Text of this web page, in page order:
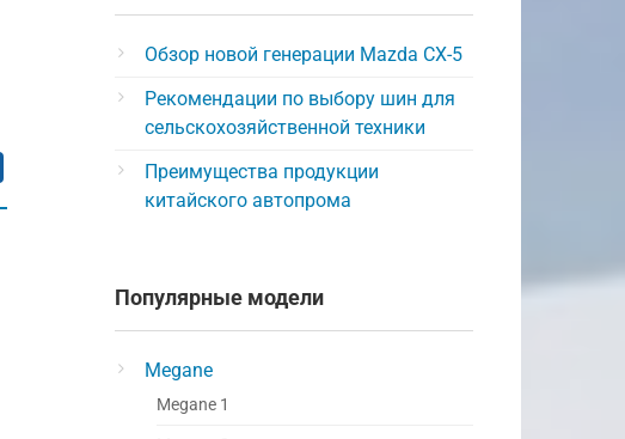
Обзор новой генерации Mazda CX-5
Рекомендации по выбору шин для
сельскохозяйственной техники
Преимущества продукции
китайского автопрома
Популярные модели
Megane
Megane 1